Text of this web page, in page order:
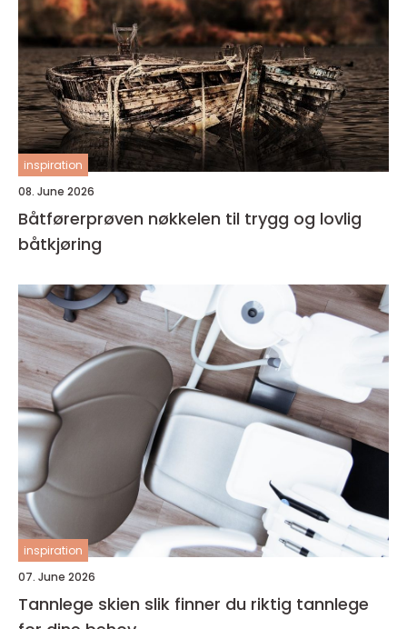
inspiration
08. June 2026
Båtførerprøven nøkkelen til trygg og lovlig
båtkjøring
inspiration
07. June 2026
Tannlege skien slik finner du riktig tannlege